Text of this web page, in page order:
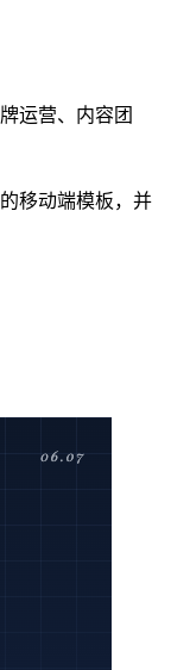
运营、内容团
移动端模板，并